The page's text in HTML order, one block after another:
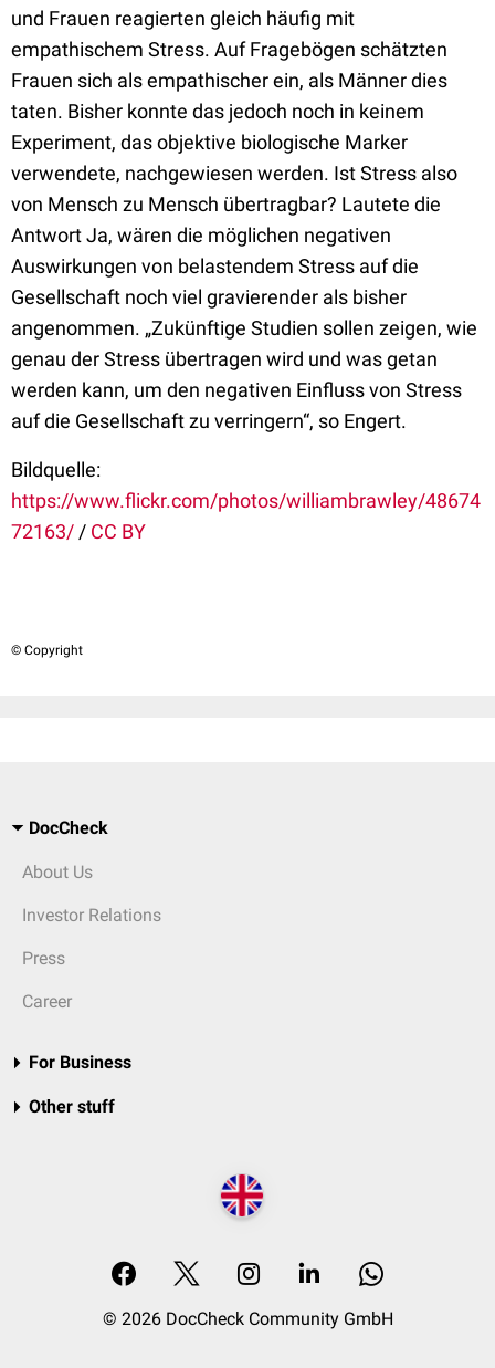
und Frauen reagierten gleich häufig mit
empathischem Stress. Auf Fragebögen schätzten
Frauen sich als empathischer ein, als Männer dies
taten. Bisher konnte das jedoch noch in keinem
Experiment, das objektive biologische Marker
verwendete, nachgewiesen werden. Ist Stress also
von Mensch zu Mensch übertragbar? Lautete die
Antwort Ja, wären die möglichen negativen
Auswirkungen von belastendem Stress auf die
Gesellschaft noch viel gravierender als bisher
angenommen. „Zukünftige Studien sollen zeigen, wie
genau der Stress übertragen wird und was getan
werden kann, um den negativen Einfluss von Stress
auf die Gesellschaft zu verringern“, so Engert.
Bildquelle:
https://www.flickr.com/photos/williambrawley/48674
72163/ / CC BY
© Copyright
DocCheck
About Us
Investor Relations
Press
Career
For Business
Other stuff
© 2026 DocCheck Community GmbH